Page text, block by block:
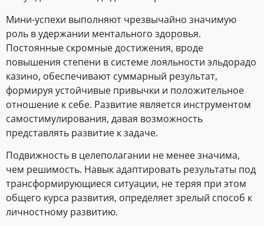
Мини-успехи выполняют чрезвычайно значимую
роль в удержании ментального здоровья.
Постоянные скромные достижения, вроде
повышения степени в системе лояльности эльдорадо
казино, обеспечивают суммарный результат,
формируя устойчивые привычки и положительное
отношение к себе. Развитие является инструментом
самостимулирования, давая возможность
представлять развитие к задаче.
Подвижность в целеполагании не менее значима,
чем решимость. Навык адаптировать результаты под
трансформирующиеся ситуации, не теряя при этом
общего курса развития, определяет зрелый способ к
личностному развитию.